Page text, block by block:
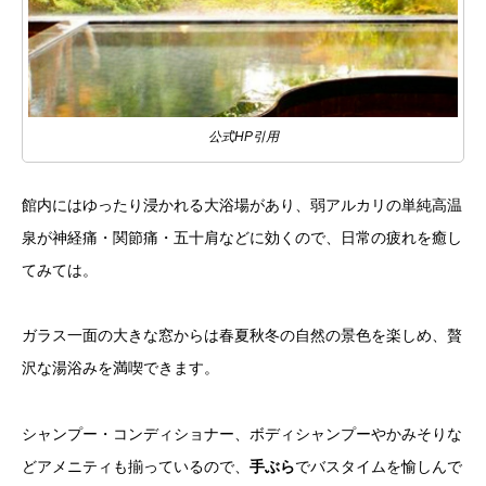
公式HP引用
館内にはゆったり浸かれる大浴場があり、弱アルカリの単純高温
泉が神経痛・関節痛・五十肩などに効くので、日常の疲れを癒し
てみては。
ガラス一面の大きな窓からは春夏秋冬の自然の景色を楽しめ、贅
沢な湯浴みを満喫できます。
シャンプー・コンディショナー、ボディシャンプーやかみそりな
どアメニティも揃っているので、 手ぶらでバスタイムを愉しんで